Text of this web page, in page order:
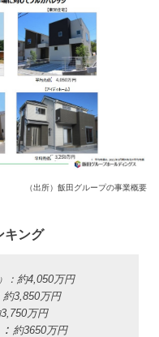
（出所）飯田グループの事業概要
キング
：約4,050万円
約3,850万円
万円
： 約3650万円